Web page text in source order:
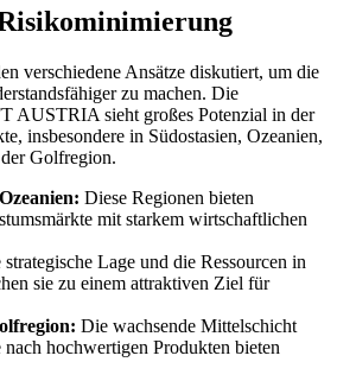
verschiedene Ansätze diskutiert, um die
zu machen. Die
AUSTRIA sieht großes Potenzial in der
insbesondere in Südostasien, Ozeanien,
Golfregion.
Diese Regionen bieten
mit starkem wirtschaftlichen
Lage und die Ressourcen in
sie zu einem attraktiven Ziel für
Die wachsende Mittelschicht
hochwertigen Produkten bieten